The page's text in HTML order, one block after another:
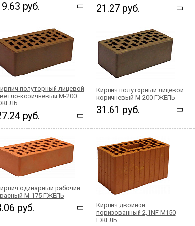
руб. 21.27 руб.
полуторный лицевой
коричневый М-200
руб.
Кирпич полуторный лицевой
коричневый М-200 ГЖЕЛЬ
31.61 руб.
одинарный рабочий
М-175 ГЖЕЛЬ
руб.
Кирпич двойной
поризованный 2,1NF М150
ГЖЕЛЬ